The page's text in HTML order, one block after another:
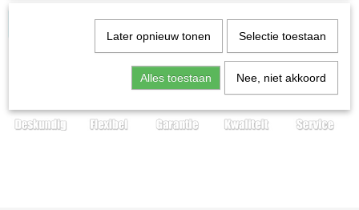
Log in om de prijs te zien
Later opnieuw tonen Selectie toestaan
Alles toestaan Nee, niet akkoord